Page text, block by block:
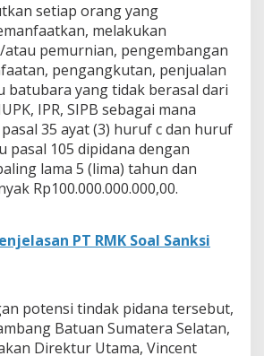
setiap orang yang
melakukan
pemurnian, pengembangan
pengangkutan, penjualan
batubara yang tidak berasal dari
IPR, SIPB sebagai mana
35 ayat (3) huruf c dan huruf
pasal 105 dipidana dengan
lama 5 (lima) tahun dan
Rp100.000.000.000,00.
PT RMK Soal Sanksi
potensi tindak pidana tersebut,
Batuan Sumatera Selatan,
Direktur Utama, Vincent